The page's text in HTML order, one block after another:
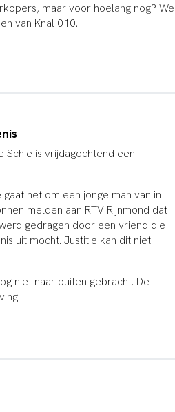
maar voor hoelang nog? We
van Knal 010.
Schie is vrijdagochtend een
het om een jonge man van in
melden aan RTV Rijnmond dat
gedragen door een vriend die
uit mocht. Justitie kan dit niet
niet naar buiten gebracht. De